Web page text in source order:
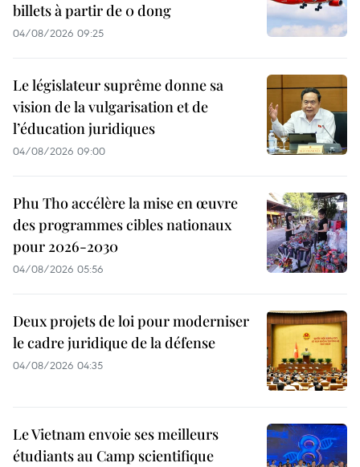
billets à partir de 0 dong
04/08/2026 09:25
Le législateur suprême donne sa
vision de la vulgarisation et de
l’éducation juridiques
04/08/2026 09:00
Phu Tho accélère la mise en œuvre
des programmes cibles nationaux
pour 2026-2030
04/08/2026 05:56
Deux projets de loi pour moderniser
le cadre juridique de la défense
04/08/2026 04:35
Le Vietnam envoie ses meilleurs
étudiants au Camp scientifique